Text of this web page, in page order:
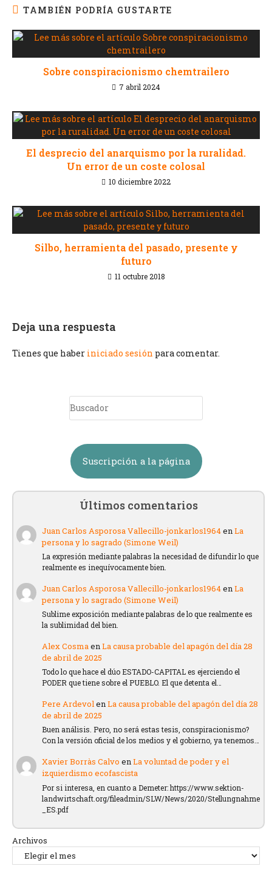
TAMBIÉN PODRÍA GUSTARTE
Sobre conspiracionismo chemtrailero
7 abril 2024
El desprecio del anarquismo por la ruralidad.
Un error de un coste colosal
10 diciembre 2022
Silbo, herramienta del pasado, presente y
futuro
11 octubre 2018
Deja una respuesta
Tienes que haber iniciado sesión para comentar.
Suscripción a la página
Últimos comentarios
Juan Carlos Asporosa Vallecillo-jonkarlos1964enLa
persona y lo sagrado (Simone Weil)
La expresión mediante palabras la necesidad de difundir lo que
realmente es inequívocamente bien.
Juan Carlos Asporosa Vallecillo-jonkarlos1964enLa
persona y lo sagrado (Simone Weil)
Sublime exposición mediante palabras de lo que realmente es
la sublimidad del bien.
Alex CosmaenLa causa probable del apagón del día 28
de abril de 2025
Todo lo que hace el dúo ESTADO-CAPITAL es ejerciendo el
PODER que tiene sobre el PUEBLO. El que detenta el…
Pere ArdevolenLa causa probable del apagón del día 28
de abril de 2025
Buen análisis. Pero, no será estas tesis, conspiracionismo?
Con la versión oficial de los medios y el gobierno, ya tenemos…
Xavier Borràs Calvo enLa voluntad de poder y el
izquierdismo ecofascista
Por si interesa, en cuanto a Demeter: https://www.sektion-
landwirtschaft.org/fileadmin/SLW/News/2020/Stellungnahme
_ES.pdf
Archivos